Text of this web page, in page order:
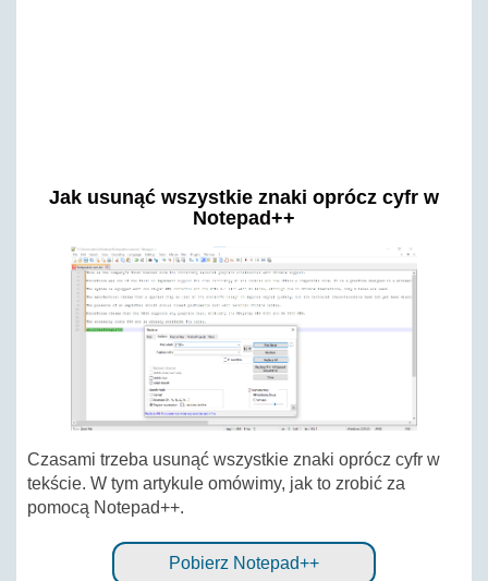
Jak usunąć wszystkie znaki oprócz cyfr w
Notepad++
Czasami trzeba usunąć wszystkie znaki oprócz cyfr w
tekście. W tym artykule omówimy, jak to zrobić za
pomocą Notepad++.
Pobierz Notepad++